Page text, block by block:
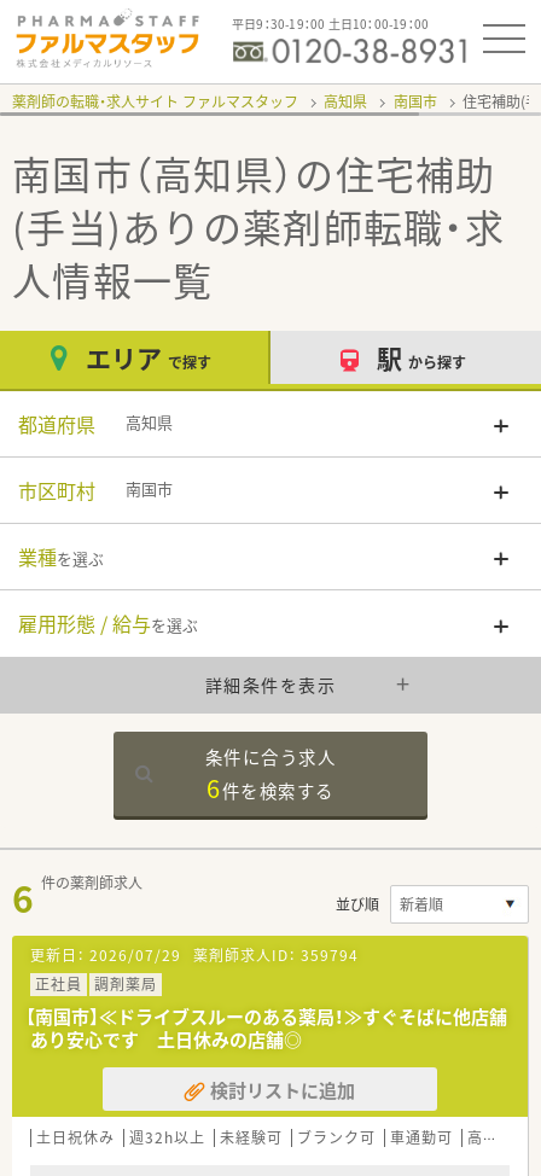
平日9：30-19：00 土日10：00-19：00
薬剤師の転職・求人サイト ファルマスタッフ 高知県 南国市 住宅補助(
南国市（高知県）の住宅補助
(手当)あり の薬剤師転職・求
人情報一覧
エリア で探す 駅 から探す
都道府県 高知県
市区町村 南国市
業種を選ぶ
雇用形態 / 給与を選ぶ
詳細条件を表示
条件に合う求人
6件を検索する
6 件の薬剤師求人
並び順
更新日： 2026/07/29 薬剤師求人ID： 359794
正社員
調剤薬局
【南国市】≪ドライブスルーのある薬局！≫すぐそばに他店舗
あり安心です 土日休みの店舗◎
検討リストに追加
土日祝休み 週32h以上 未経験可 ブランク可 車通勤可 高給与(600万円以上)